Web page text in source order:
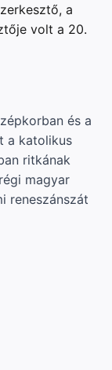
a
volt a 20.
és a
a katolikus
ritkának
magyar
reneszánszát